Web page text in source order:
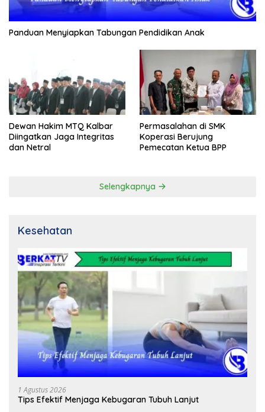
Panduan Menyiapkan Tabungan Pendidikan Anak
Dewan Hakim MTQ Kalbar
Diingatkan Jaga Integritas
dan Netral
Permasalahan di SMK
Koperasi Berujung
Pemecatan Ketua BPP
Selengkapnya
Kesehatan
1 Agustus 2026
Tips Efektif Menjaga Kebugaran Tubuh Lanjut